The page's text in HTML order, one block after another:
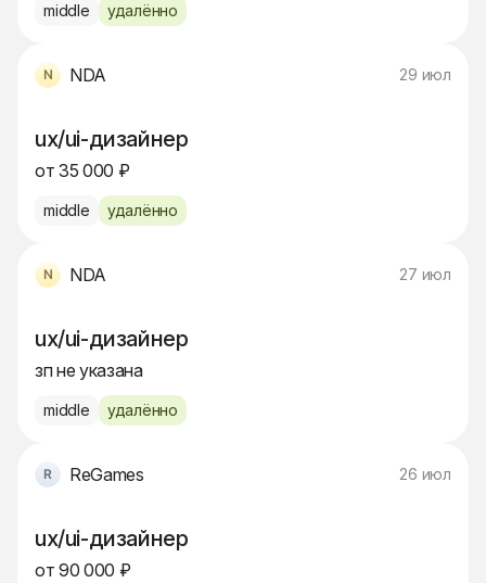
middle удалённо
NDA 29 июл
ux/ui-дизайнер
от 35 000 ₽
middle удалённо
NDA 27 июл
ux/ui-дизайнер
зп не указана
middle удалённо
ReGames 26 июл
ux/ui-дизайнер
от 90 000 ₽